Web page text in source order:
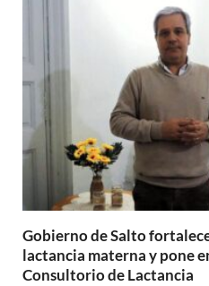
Gobierno de Salto
lactancia materna y pone
Consultorio de Lactancia